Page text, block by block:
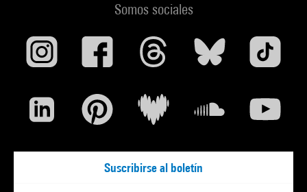
Somos sociales
Suscribirse al boletín